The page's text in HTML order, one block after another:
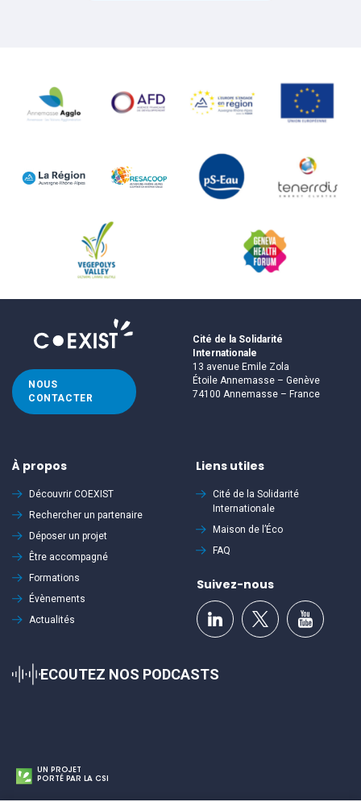
NOUS
CONTACTER
Cité de la Solidarité
Internationale
13 avenue Emile Zola
Étoile Annemasse – Genève
74100 Annemasse – France
À propos
Découvrir COEXIST
Rechercher un partenaire
Déposer un projet
Être accompagné
Formations
Évènements
Actualités
Liens utiles
Cité de la Solidarité
Internationale
Maison de l’Éco
FAQ
Suivez-nous
ECOUTEZ NOS PODCASTS
UN PROJET
PORTÉ PAR LA CSI